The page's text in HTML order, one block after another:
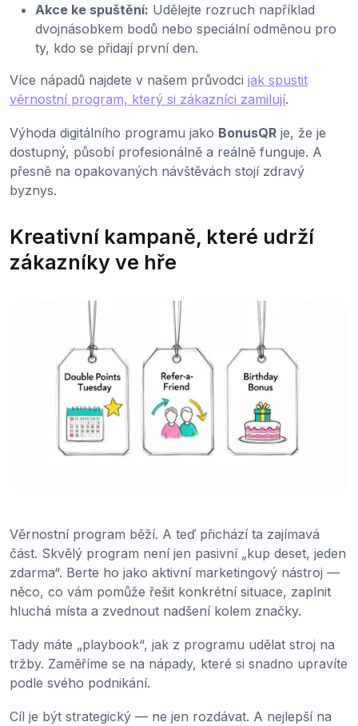
Akce ke spuštění: Udělejte rozruch například
dvojnásobkem bodů nebo speciální odměnou pro
ty, kdo se přidají první den.
Více nápadů najdete v našem průvodci jak spustit
věrnostní program, který si zákazníci zamilují.
Výhoda digitálního programu jako BonusQR je, že je
dostupný, působí profesionálně a reálně funguje. A
přesně na opakovaných návštěvách stojí zdravý
byznys.
Kreativní kampaně, které udrží
zákazníky ve hře
Věrnostní program běží. A teď přichází ta zajímavá
část. Skvělý program není jen pasivní „kup deset, jeden
zdarma“. Berte ho jako aktivní marketingový nástroj —
něco, co vám pomůže řešit konkrétní situace, zaplnit
hluchá místa a zvednout nadšení kolem značky.
Tady máte „playbook“, jak z programu udělat stroj na
tržby. Zaměříme se na nápady, které si snadno upravíte
podle svého podnikání.
Cíl je být strategický — ne jen rozdávat. A nejlepší na